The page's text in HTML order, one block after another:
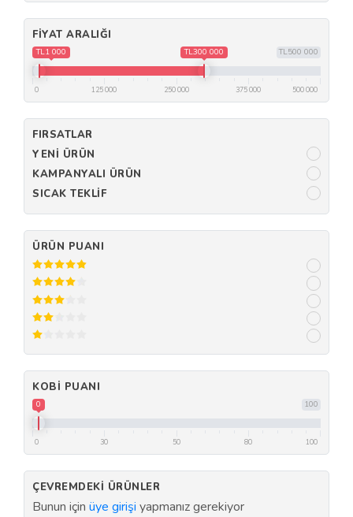
FIYAT ARALIĞI
TL500 000
TL1 000 TL300 000
0 125 000 250 000 375 000 500 000
FIRSATLAR
YENI ÜRÜN
KAMPANYALI ÜRÜN
SICAK TEKLIF
ÜRÜN PUANI
KOBI PUANI
100
0
0 30 50 80 100
ÇEVREMDEKI ÜRÜNLER
Bunun için üye girişi yapmanız gerekiyor